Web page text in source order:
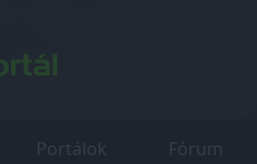
Portálok Fórum